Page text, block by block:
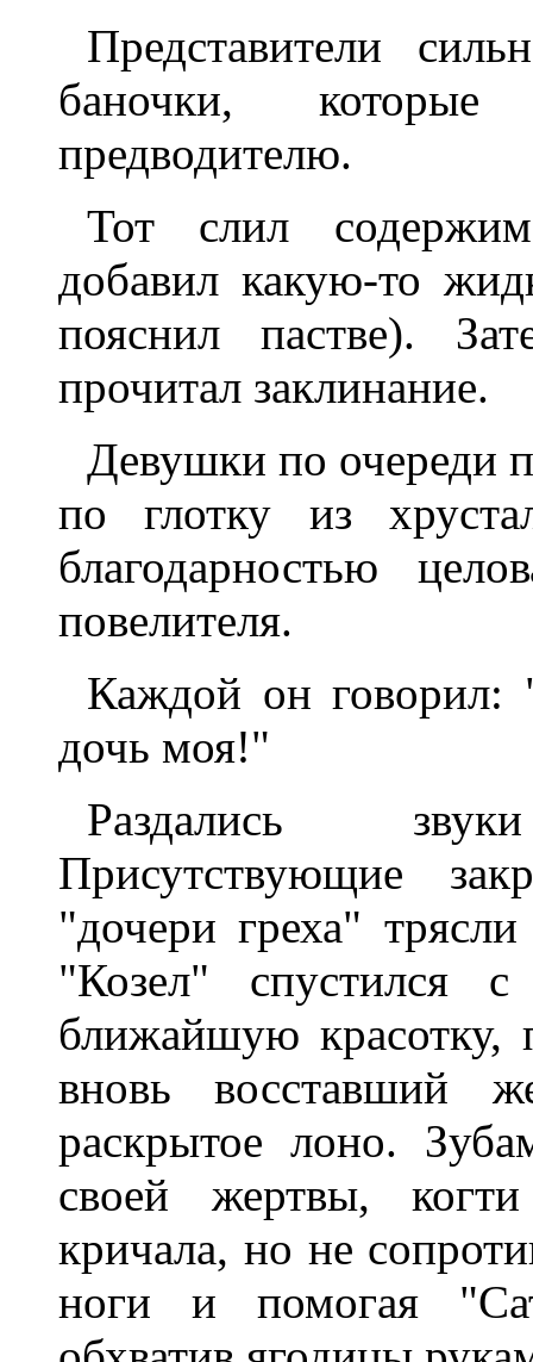
Представители
баночки,
предводителю.
Тот слил
добавил какую-то
пояснил пастве).
прочитал заклинание.
Девушки по очереди
по глотку из
благодарностью
повелителя.
Каждой он говорил:
дочь моя!"
Раздались
Присутствующие
"дочери греха"
"Козел" спустился
ближайшую красотку,
вновь восставший
раскрытое лоно.
своей жертвы,
кричала, но не
ноги и помогая